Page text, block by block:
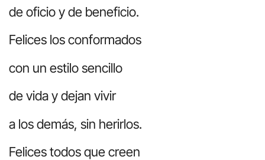
de oficio y de beneficio.
Felices los conformados
con un estilo sencillo
de vida y dejan vivir
a los demás, sin herirlos.
Felices todos que creen